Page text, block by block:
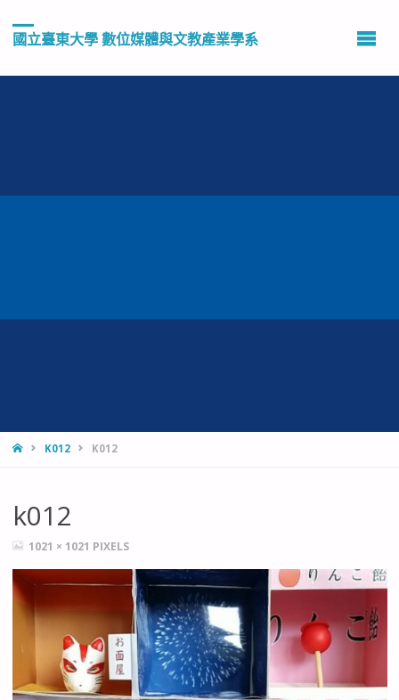
國立臺東大學 數位媒體與文教產業學系
HOMEK012 K012
k012
FULL1021 × 1021 PIXELS